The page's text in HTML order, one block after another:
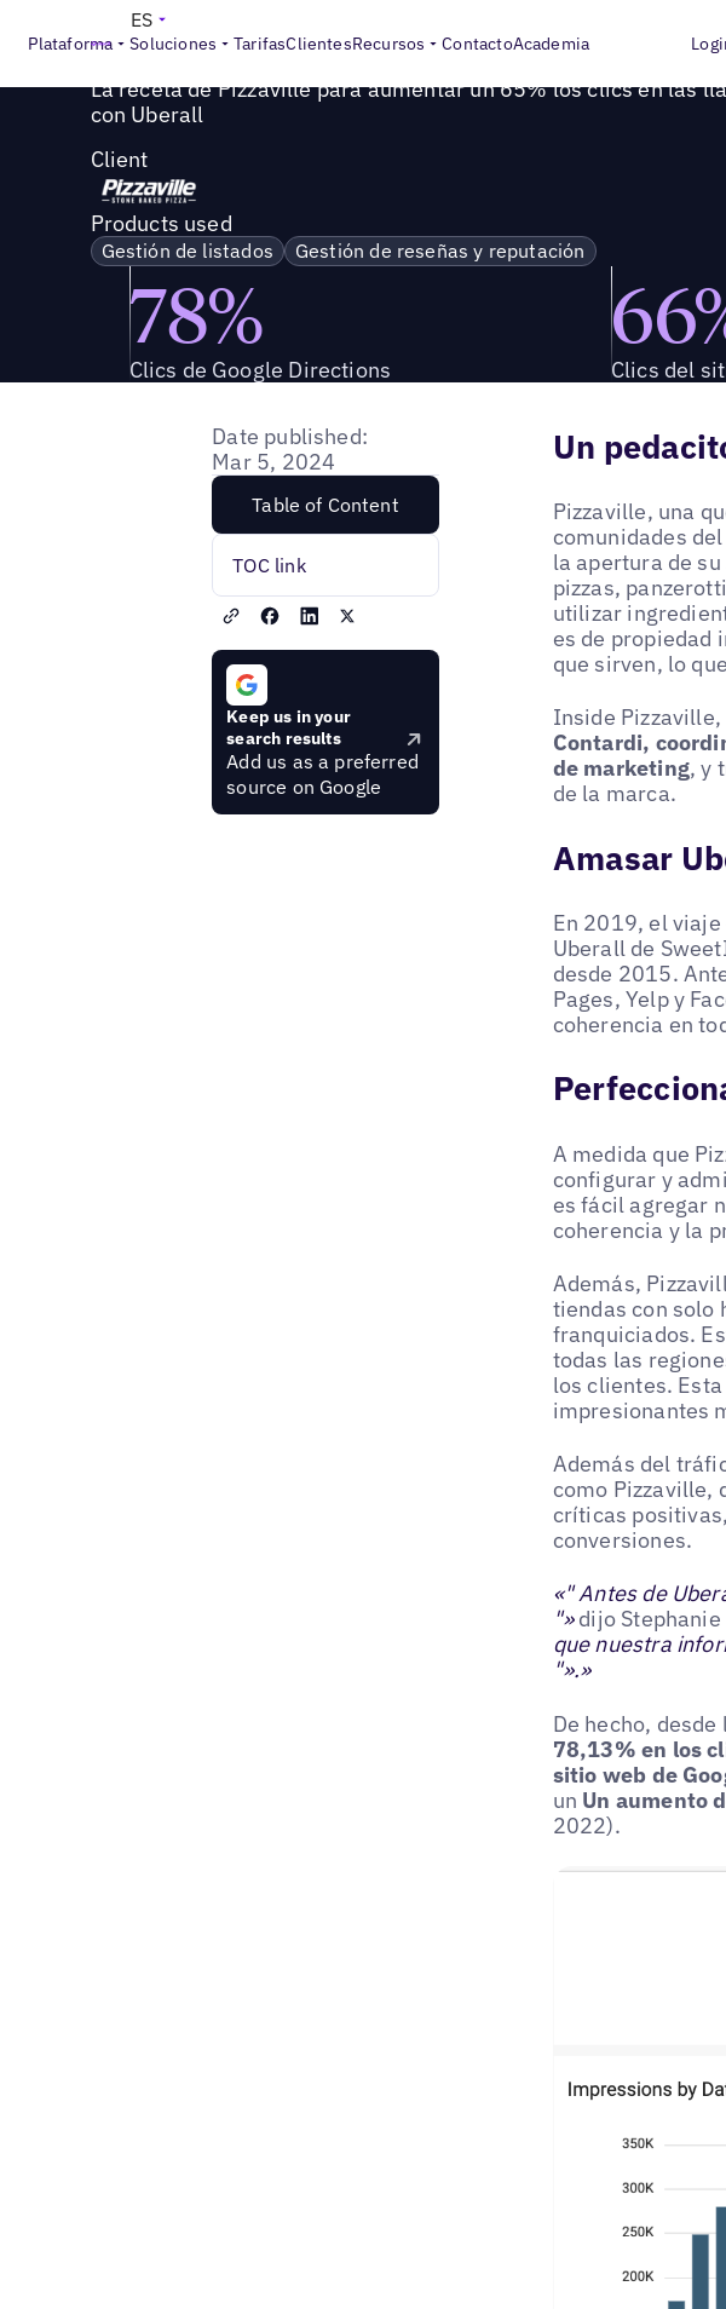
Plataforma Soluciones TarifasClientesRecursos ContactoAcademia
ES
Success Story
La receta de Pizzaville para aumentar un 65% los clics en las
con Uberall
Client
Products used
Gestión de listados Gestión de reseñas y reputación
78%
Clics de Google Directions Clics del
Date published:
Mar 5, 2024
Table of Content
TOC link
Keep us in your
search results
Add us as a preferred
source on Google
Un
Pizzaville, una
comunidades
la apertura de
pizzas,
utilizar
es de propiedad
que sirven, lo
Inside
Contardi,
de marketing, y
de la marca.
Amasar
En 2019, el
Uberall de
desde 2015.
Pages, Yelp y
coherencia en
A medida que
configurar y
es fácil agregar
coherencia y la
Además,
tiendas con solo
franquiciados.
todas las
los clientes.
impresionantes
Además del
como Pizzaville,
críticas
conversiones.
«" Antes de
"»dijo Stephanie
que nuestra
"».»
De hecho,
78,13% en los
sitio web de
un Un aumento
2022).